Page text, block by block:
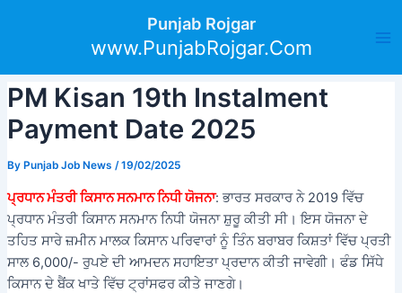
Punjab Rojgar
www.PunjabRojgar.Com
PM Kisan 19th Instalment
Payment Date 2025
By Punjab Job News /19/02/2025
ਪ੍ਰਧਾਨ ਮੰਤਰੀ ਕਿਸਾਨ ਸਨਮਾਨ ਨਿਧੀ ਯੋਜਨਾ: ਭਾਰਤ ਸਰਕਾਰ ਨੇ 2019 ਵਿੱਚ
ਪ੍ਰਧਾਨ ਮੰਤਰੀ ਕਿਸਾਨ ਸਨਮਾਨ ਨਿਧੀ ਯੋਜਨਾ ਸ਼ੁਰੂ ਕੀਤੀ ਸੀ। ਇਸ ਯੋਜਨਾ ਦੇ
ਤਹਿਤ ਸਾਰੇ ਜ਼ਮੀਨ ਮਾਲਕ ਕਿਸਾਨ ਪਰਿਵਾਰਾਂ ਨੂੰ ਤਿੰਨ ਬਰਾਬਰ ਕਿਸ਼ਤਾਂ ਵਿੱਚ ਪ੍ਰਤੀ
ਸਾਲ 6,000/- ਰੁਪਏ ਦੀ ਆਮਦਨ ਸਹਾਇਤਾ ਪ੍ਰਦਾਨ ਕੀਤੀ ਜਾਵੇਗੀ। ਫੰਡ ਸਿੱਧੇ
ਕਿਸਾਨ ਦੇ ਬੈਂਕ ਖਾਤੇ ਵਿੱਚ ਟ੍ਰਾਂਸਫਰ ਕੀਤੇ ਜਾਣਗੇ।